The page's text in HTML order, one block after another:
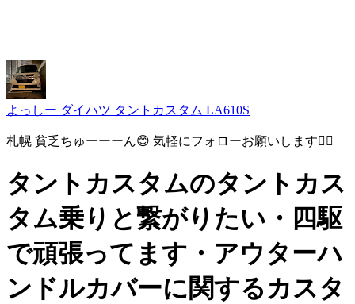
よっしー ダイハツ タントカスタム LA610S
札幌 貧乏ちゅーーーん😊 気軽にフォローお願いします🙇‍♂️
タントカスタムのタントカス
タム乗りと繋がりたい・四駆
で頑張ってます・アウターハ
ンドルカバーに関するカスタ